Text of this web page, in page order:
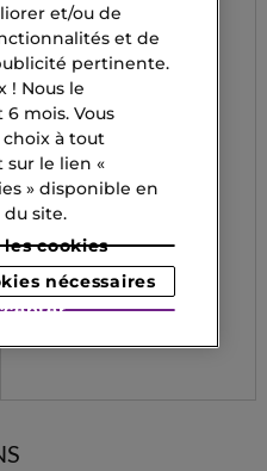
SENSAI
ULTIMATE THE MASK
Masque pour le visage
599,00 CHF
et/ou de
et de
pertinente.
! Nous le
mois. Vous
à tout
le lien «
» disponible en
du site.
cookies
nécessaires